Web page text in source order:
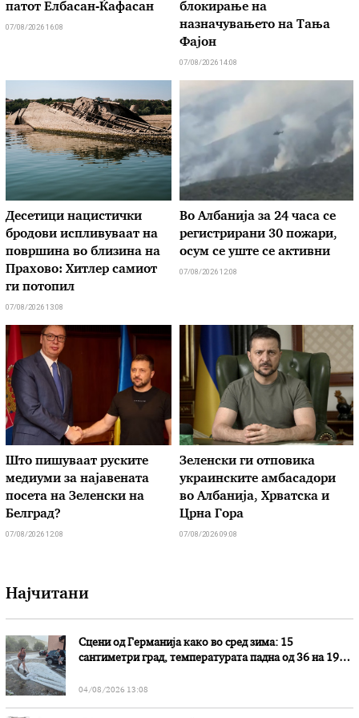
патот Елбасан-Ќафасан
07/08/2026 16:08
блокирање на
назначувањето на Тања
Фајон
07/08/2026 14:08
Десетици нацистички
бродови испливуваат на
површина во близина на
Прахово: Хитлер самиот
ги потопил
07/08/2026 13:08
Во Албанија за 24 часа се
регистрирани 30 пожари,
осум се уште се активни
07/08/2026 12:08
Што пишуваат руските
медиуми за најавената
посета на Зеленски на
Белград?
07/08/2026 12:08
Зеленски ги отповика
украинските амбасадори
во Албанија, Хрватска и
Црна Гора
07/08/2026 09:08
Најчитани
Сцени од Германија како во сред зима: 15
сантиметри град, температурата падна од 36 на 19
04/08/2026 13:08